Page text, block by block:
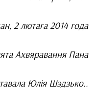
2 лютага 2014 года
Ахвяравання Пана
Юлія Шэдзько..